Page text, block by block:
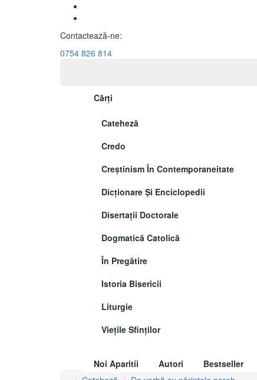
Contactează-ne:
0754 826 814
Cărți
Cateheză
Credo
Creștinism În Contemporaneitate
Dicționare Și Enciclopedii
Disertații Doctorale
Dogmatică Catolică
În Pregătire
Istoria Bisericii
Liturgie
Vieţile Sfinţilor
Noi Aparitii Autori Bestseller